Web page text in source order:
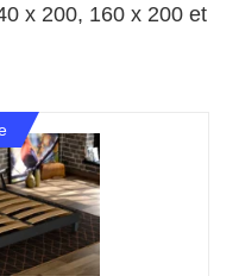
x 200, 160 x 200 et